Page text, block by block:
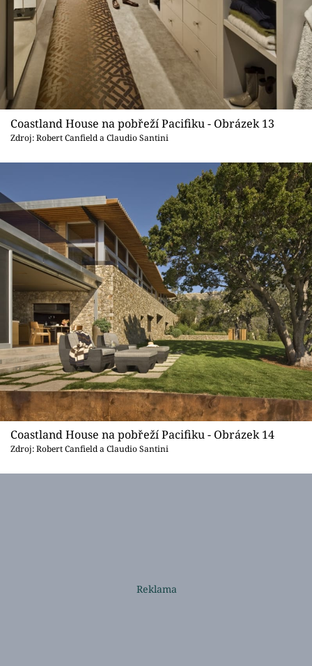
Coastland House na pobřeží Pacifiku - Obrázek 13
Zdroj: Robert Canfield a Claudio Santini
Coastland House na pobřeží Pacifiku - Obrázek 14
Zdroj: Robert Canfield a Claudio Santini